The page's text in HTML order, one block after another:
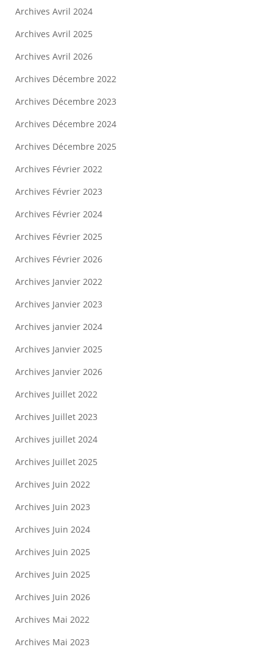
Archives Avril 2024
Archives Avril 2025
Archives Avril 2026
Archives Décembre 2022
Archives Décembre 2023
Archives Décembre 2024
Archives Décembre 2025
Archives Février 2022
Archives Février 2023
Archives Février 2024
Archives Février 2025
Archives Février 2026
Archives Janvier 2022
Archives Janvier 2023
Archives janvier 2024
Archives Janvier 2025
Archives Janvier 2026
Archives Juillet 2022
Archives Juillet 2023
Archives juillet 2024
Archives Juillet 2025
Archives Juin 2022
Archives Juin 2023
Archives Juin 2024
Archives Juin 2025
Archives Juin 2025
Archives Juin 2026
Archives Mai 2022
Archives Mai 2023